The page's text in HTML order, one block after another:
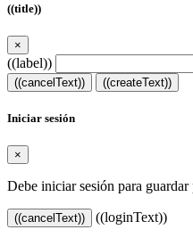
((title))
×
((label))
((cancelText)) ((createText))
Iniciar sesión
×
Debe iniciar sesión para guardar
((cancelText)) ((loginText))